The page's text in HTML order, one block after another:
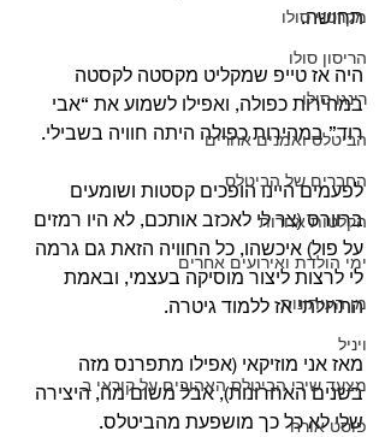
מקרטני סולו
הריסון סולו
רינגו סולו
הביטלס ואמנים אחרים
החברים של הביטלס
הקלטות אחרות
ימי הולדת ואירועים אחרים
מן העיתונות
ויניל
מצעד שירי הביטלס האהובים על קוראי ב
פוסט אורח
תחושה.
היה אז טייפ שמקליט מקסטה לקסטה
במהירות כפולה, ואפילו לשמוע את “אבי
רוד” במהירות כפולה היתה חוויה בשבילי.
לפעמים היינו הופכים קסטות ושומעים
ברוורס (צר לי לאכזב אותכם, לא היו רמזים
על פול) איכשהו, כל החוויה הזאת גם גרמה
לי לרצות ליצור מוסיקה בעצמי, ובאמת
התחלתי אז ללמוד גיטרה.
מאז אני מוזיקאי (אפילו מתפרנס מזה
בשנים האחרונות), אבל משום מה, היצירה
שלי לא כל כך מושפעת מהביטלס.